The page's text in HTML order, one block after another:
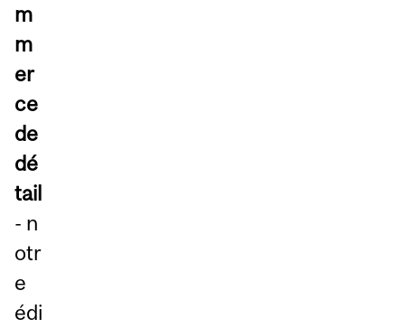
m
m
er
ce
de
dé
tail
- n
otr
e
édi